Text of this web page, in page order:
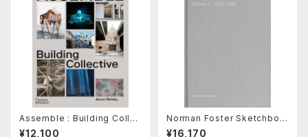
Assemble : Building Collec
tive
¥12,100
Norman Foster Sketchboo
ks Volume VII
¥16,170